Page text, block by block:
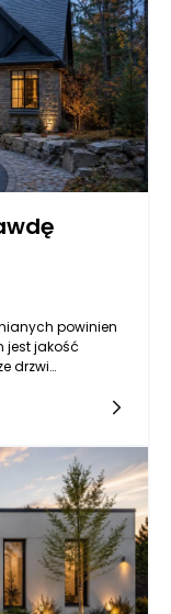
powinien
jest jakość
drzwi
i
na to, czy drewno
ryzyko
Dobry
informacje o
co jest